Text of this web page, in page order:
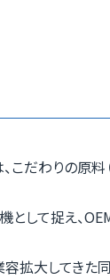
だわりの原料
して捉え、
拡大してき